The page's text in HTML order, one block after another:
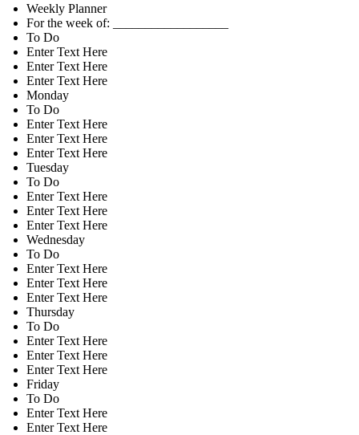
Weekly Planner
For the week of: __________________
To Do
Enter Text Here
Enter Text Here
Enter Text Here
Monday
To Do
Enter Text Here
Enter Text Here
Enter Text Here
Tuesday
To Do
Enter Text Here
Enter Text Here
Enter Text Here
Wednesday
To Do
Enter Text Here
Enter Text Here
Enter Text Here
Thursday
To Do
Enter Text Here
Enter Text Here
Enter Text Here
Friday
To Do
Enter Text Here
Enter Text Here